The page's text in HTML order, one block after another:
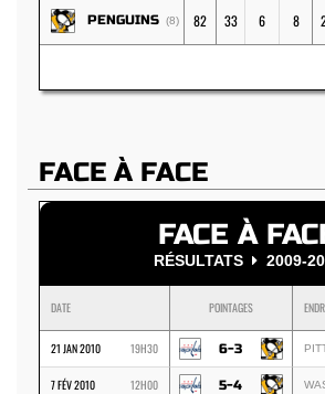
PENGUINS (8) 82 33 6 8
FACE À FACE
FACE À
RÉSULTATS 2009-
DATE POINTAGES
21 JAN 2010 19H30 6-3
7 FÉV 2010 12H00 5-4